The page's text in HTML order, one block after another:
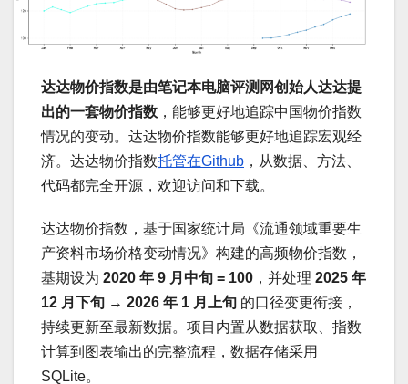
达达物价指数是由笔记本电脑评测网创始人达达提
出的一套物价指数 ，能够更好地追踪中国物价指数
情况的变动。达达物价指数能够更好地追踪宏观经
济。达达物价指数托管在Github ，从数据、方法、
代码都完全开源，欢迎访问和下载。
达达物价指数，基于国家统计局《流通领域重要生
产资料市场价格变动情况》构建的高频物价指数，
基期设为 2020 年 9 月中旬 = 100 ，并处理 2025 年
12 月下旬 → 2026 年 1 月上旬 的口径变更衔接，
持续更新至最新数据。项目内置从数据获取、指数
计算到图表输出的完整流程，数据存储采用
SQLite。